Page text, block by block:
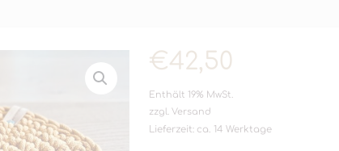
€42,50
Enthält 19% MwSt.
zzgl. Versand
Lieferzeit: ca. 14 Werktage